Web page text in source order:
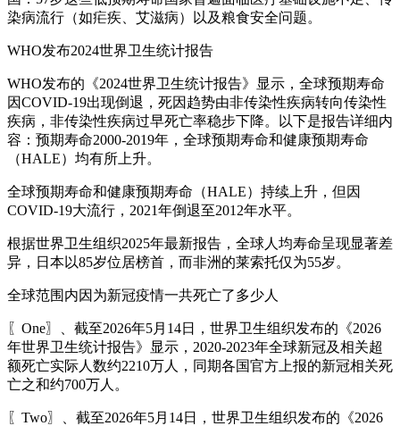
染病流行（如疟疾、艾滋病）以及粮食安全问题。
WHO发布2024世界卫生统计报告
WHO发布的《2024世界卫生统计报告》显示，全球预期寿命
因COVID-19出现倒退，死因趋势由非传染性疾病转向传染性
疾病，非传染性疾病过早死亡率稳步下降。以下是报告详细内
容：预期寿命2000-2019年，全球预期寿命和健康预期寿命
（HALE）均有所上升。
全球预期寿命和健康预期寿命（HALE）持续上升，但因
COVID-19大流行，2021年倒退至2012年水平。
根据世界卫生组织2025年最新报告，全球人均寿命呈现显著差
异，日本以85岁位居榜首，而非洲的莱索托仅为55岁。
全球范围内因为新冠疫情一共死亡了多少人
〖One〗、截至2026年5月14日，世界卫生组织发布的《2026
年世界卫生统计报告》显示，2020-2023年全球新冠及相关超
额死亡实际人数约2210万人，同期各国官方上报的新冠相关死
亡之和约700万人。
〖Two〗、截至2026年5月14日，世界卫生组织发布的《2026